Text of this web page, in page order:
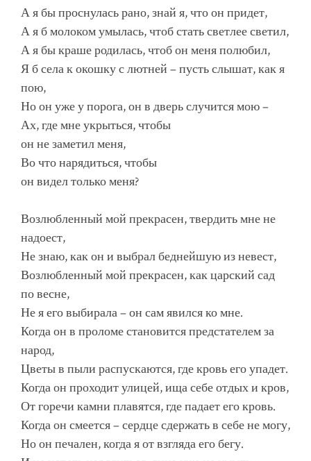
А я бы проснулась рано, знай я, что он придет,
А я б молоком умылась, чтоб стать светлее светил,
А я бы краше родилась, чтоб он меня полюбил,
Я б села к окошку с лютней – пусть слышат, как я
пою,
Но он уже у порога, он в дверь случится мою –
Ах, где мне укрыться, чтобы
он не заметил меня,
Во что нарядиться, чтобы
он видел только меня?
Возлюбленный мой прекрасен, твердить мне не
надоест,
Не знаю, как он и выбрал беднейшую из невест,
Возлюбленный мой прекрасен, как царский сад
по весне,
Не я его выбирала – он сам явился ко мне.
Когда он в проломе становится предстателем за
народ,
Цветы в пыли распускаются, где кровь его упадет.
Когда он проходит улицей, ища себе отдых и кров,
От горечи камни плавятся, где падает его кровь.
Когда он смеется – сердце сдержать в себе не могу,
Но он печален, когда я от взгляда его бегу.